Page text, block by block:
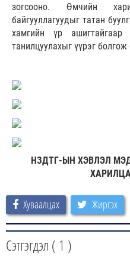
зогсооно. Өмчийн
байгууллагуудыг татан
хамгийн үр ашигтайгаар
танилцуулахыг үүрэг болгож
НЗДТГ-ЫН ХЭВЛЭЛ
Хуваалцах Жиргэх
Сэтгэгдэл ( 1 )